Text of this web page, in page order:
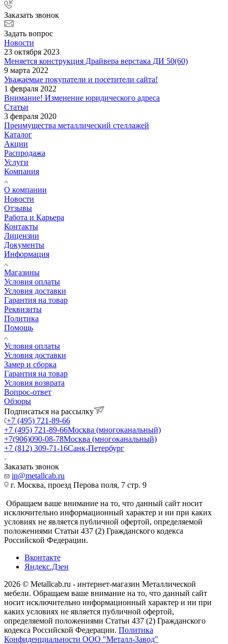
Заказать звонок
Задать вопрос
Новости
23 октября 2023
Меняется конструкция Драйвера верстака ДИ 50(60)
9 марта 2022
Уважаемые покупатели и посетители сайта!
1 февраля 2022
Внимание! Изменение юридического адреса
Статьи
3 февраля 2020
Преимущества металлический стеллажей
Каталог
Акции
Распродажа
Услуги
Компания
О компании
Новости
Отзывы
Работа и Карьера
Контакты
Лицензии
Документы
Информация
Магазины
Условия оплаты
Условия доставки
Гарантия на товар
Реквизиты
Политика
Помощь
Условия оплаты
Условия доставки
Замер и сборка
Гарантия на товар
Условия возврата
Вопрос-ответ
Обзоры
Подписаться на рассылку
+7 (495) 721-89-66
+7 (495) 721-89-66Москва (многоканальный)
+7(906)090-08-78Москва (многоканальный)
+7 (812) 309-71-16Санк-Петербург
Заказать звонок
in@metallcab.ru
г. Москва, проезд Перова поля, 7 стр. 9
Обращаем ваше внимание на то, что данный сайт носит
исключительно информационный характер и ни при каких
условиях не является публичной офертой, определяемой
положениями Статьи 437 (2) Гражданского кодекса
Российской Федерации.
Вконтакте
Яндекс.Дзен
2026 © Metallcab.ru - интернет-магазин Металлической
мебели. Обращаем ваше внимание на то, что данный сайт
носит исключительно информационный характер и ни при
каких условиях не является публичной офертой,
определяемой положениями Статьи 437 (2) Гражданского
кодекса Российской Федерации. Политика
Конфиденциальности ООО "Металл-Завод"